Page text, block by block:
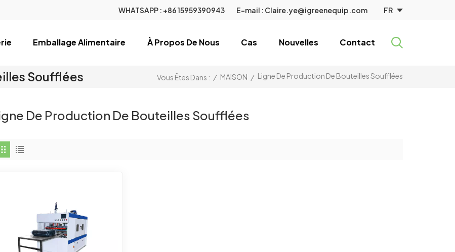
WHATSAPP : +86 15959390943 E-mail : Claire.ye@igreenequip.com FR
Emballage Alimentaire À Propos De Nous Cas Nouvelles Contact
Soufflées Vous Êtes Dans : / MAISON / Ligne De Production De Bouteilles Soufflées
De Production De Bouteilles Soufflées